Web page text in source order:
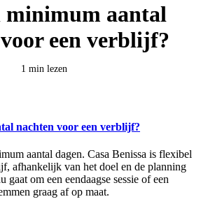
minimum aantal
een verblijf?
1 min lezen
nachten voor een verblijf?
aantal dagen. Casa Benissa is flexibel
afhankelijk van het doel en de planning
om een eendaagse sessie of een
graag af op maat.